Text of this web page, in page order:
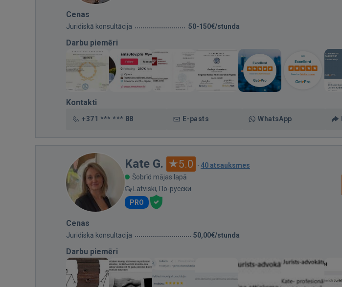
Cenas
Juridiskā konsultācija 50-150€/stunda
Darbu piemēri
Kontakti
+371 *** *** 88 E-pasts WhatsApp
Kate G. 5.0 · 40 atsauksmes
Šobrīd mājas lapā
Latviski, По-русски
PRO
Cenas
Juridiskā konsultācija 50,00€/stunda
Darbu piemēri